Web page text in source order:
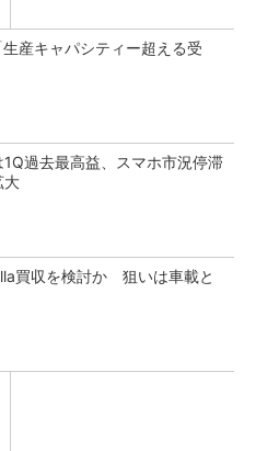
産キャパシティー超える受
1Q過去最高益、スマホ市況停滞
大
買収を検討か 狙いは車載と